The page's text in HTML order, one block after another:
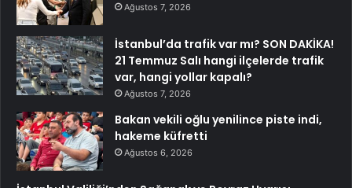
Ağustos 7, 2026
İstanbul’da trafik var mı? SON DAKİKA!
21 Temmuz Salı hangi ilçelerde trafik
var, hangi yollar kapalı?
Ağustos 7, 2026
Bakan vekili oğlu yenilince piste indi,
hakeme küfretti
Ağustos 6, 2026